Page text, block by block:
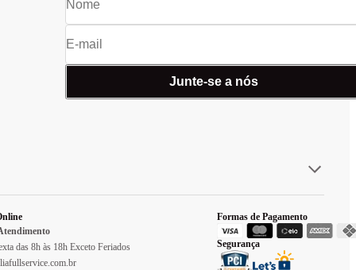
Junte-se a nós
das 8h às 18h Exceto Feriados
Formas de Pagamento
Segurança